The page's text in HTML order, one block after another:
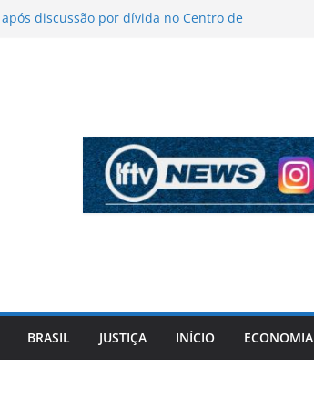
discussão por dívida no Centro de
tiros após criminosos invadirem
BRASIL JUSTIÇA INÍCIO ECONOMIA